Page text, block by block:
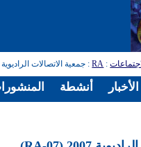
:
RA: جمعية الاتصالات الراديوية 2007 (RA-07)
أنشطة